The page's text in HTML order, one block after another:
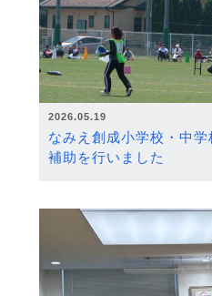
2026.05.19
なみえ創成小学校・中
補助を行いました